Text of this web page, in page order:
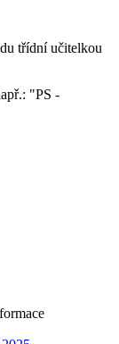
třídní učitelkou
"PS -